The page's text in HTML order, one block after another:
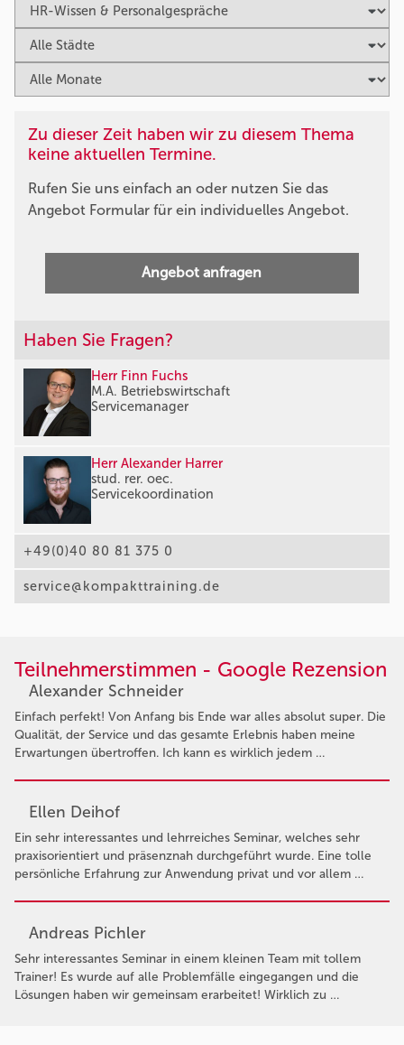
Zu dieser Zeit haben wir zu diesem Thema
keine aktuellen Termine.
Rufen Sie uns einfach an oder nutzen Sie das
Angebot Formular für ein individuelles Angebot.
Angebot anfragen
Haben Sie Fragen?
Herr Finn Fuchs
M.A. Betriebswirtschaft
Servicemanager
Herr Alexander Harrer
stud. rer. oec.
Servicekoordination
+49(0)40 80 81 375 0
service@kompakttraining.de
Teilnehmerstimmen - Google Rezension
Alexander Schneider
Einfach perfekt! Von Anfang bis Ende war alles absolut super. Die
Qualität, der Service und das gesamte Erlebnis haben meine
Erwartungen übertroffen. Ich kann es wirklich jedem …
Ellen Deihof
Ein sehr interessantes und lehrreiches Seminar, welches sehr
praxisorientiert und präsenznah durchgeführt wurde. Eine tolle
persönliche Erfahrung zur Anwendung privat und vor allem …
Andreas Pichler
Sehr interessantes Seminar in einem kleinen Team mit tollem
Trainer! Es wurde auf alle Problemfälle eingegangen und die
Lösungen haben wir gemeinsam erarbeitet! Wirklich zu …